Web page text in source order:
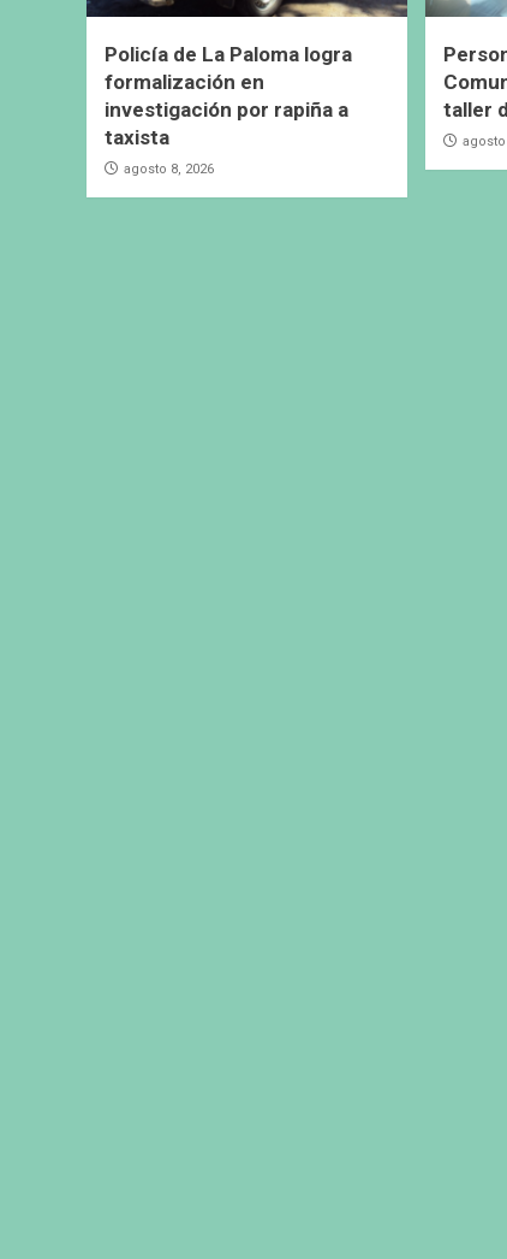
Policía de La Paloma logra
formalización en
investigación por rapiña a
taxista
agosto 8, 2026
taller
agosto